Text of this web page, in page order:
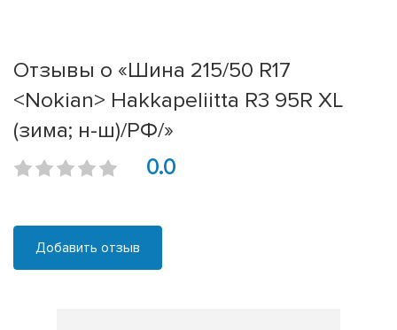
Отзывы о «Шина 215/50 R17
<Nokian> Hakkapeliitta R3 95R XL
(зима; н-ш)/РФ/»
0.0
Добавить отзыв